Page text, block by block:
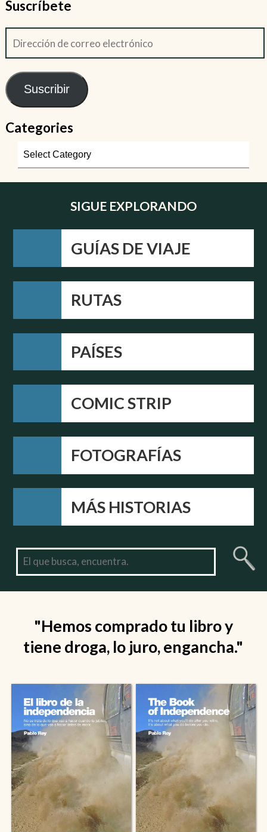
Suscríbete
Suscribir
Categories
SIGUE EXPLORANDO
GUÍAS DE VIAJE
RUTAS
PAÍSES
COMIC STRIP
FOTOGRAFÍAS
MÁS HISTORIAS
"Hemos comprado tu libro y
tiene droga, lo juro, engancha."